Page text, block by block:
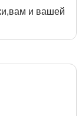
и вашей